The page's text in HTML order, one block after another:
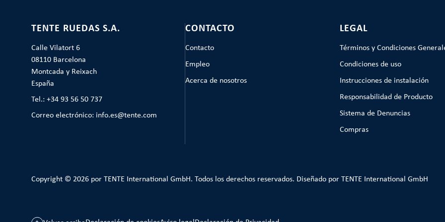
TENTE RUEDAS S.A.
Calle Vilatort 6
08110 Barcelona
Montcada y Reixach
España
Tel.: +34 93 56 50 737
Correo electrónico: info.es@tente.com
CONTACTO
Contacto
Empleo
Acerca de nosotros
LEGAL
Términos y Condiciones
Condiciones de uso
Instrucciones de instalación
Responsabilidad de Producto
Sistema de Denuncias
Compras
Copyright © 2026 por TENTE International GmbH. Todos los derechos reservados. Diseñado por TENTE International GmbH